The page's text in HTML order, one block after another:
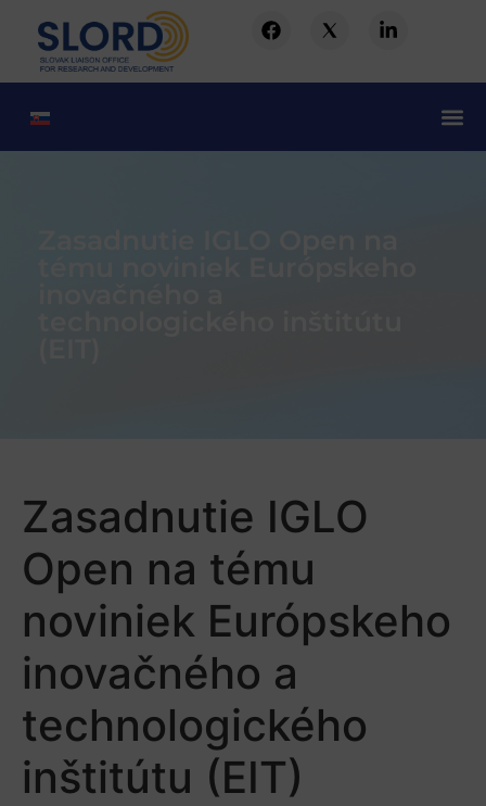
Zasadnutie IGLO
Open na tému
noviniek Európskeho
inovačného a
technologického
inštitútu (EIT)